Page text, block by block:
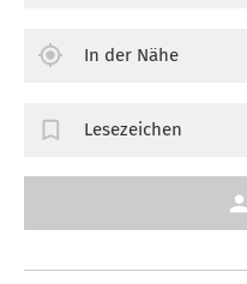
In der Nähe
Lesezeichen